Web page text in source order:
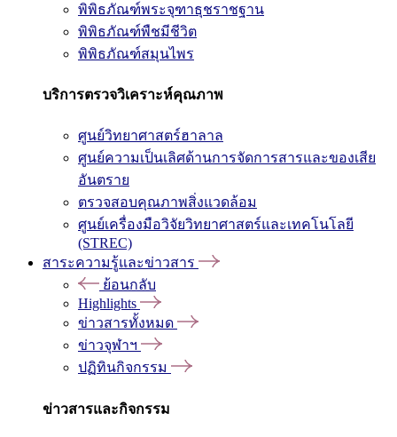
พิพิธภัณฑ์พระจุฑาธุชราชฐาน
พิพิธภัณฑ์พืชมีชีวิต
พิพิธภัณฑ์สมุนไพร
บริการตรวจวิเคราะห์คุณภาพ
ศูนย์วิทยาศาสตร์ฮาลาล
ศูนย์ความเป็นเลิศด้านการจัดการสารและของเสีย
อันตราย
ตรวจสอบคุณภาพสิ่งแวดล้อม
ศูนย์เครื่องมือวิจัยวิทยาศาสตร์และเทคโนโลยี
(STREC)
สาระความรู้และข่าวสาร
ย้อนกลับ
Highlights
ข่าวสารทั้งหมด
ข่าวจุฬาฯ
ปฏิทินกิจกรรม
ข่าวสารและกิจกรรม